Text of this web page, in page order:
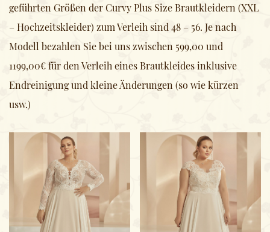
geführten Größen der Curvy Plus Size Brautkleidern (XXL
– Hochzeitskleider) zum Verleih sind 48 – 56. Je nach
Modell bezahlen Sie bei uns zwischen 599,00 und
1199,00€ für den Verleih eines Brautkleides inklusive
Endreinigung und kleine Änderungen (so wie kürzen
usw.)